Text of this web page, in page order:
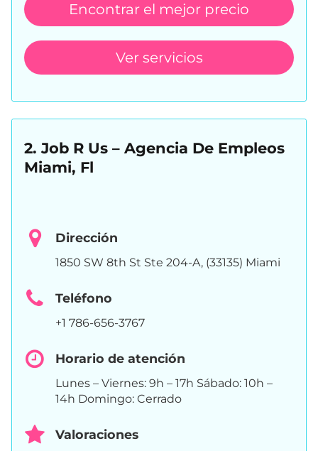
Encontrar el mejor precio
Ver servicios
2. Job R Us – Agencia De Empleos
Miami, Fl
Dirección
1850 SW 8th St Ste 204-A, (33135) Miami
Teléfono
+1 786-656-3767
Horario de atención
Lunes – Viernes: 9h – 17h Sábado: 10h –
14h Domingo: Cerrado
Valoraciones